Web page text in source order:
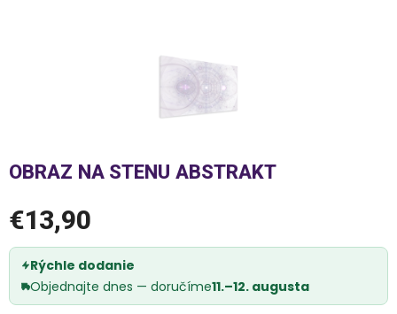
OBRAZ NA STENU ABSTRAKT
€13,90
Rýchle dodanie
Objednajte dnes — doručíme11.–12. augusta